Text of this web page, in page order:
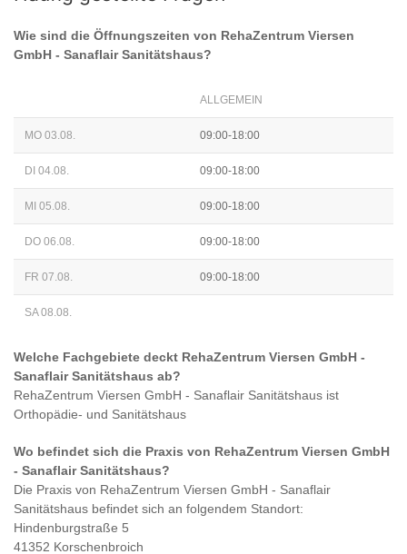
Wie sind die Öffnungszeiten von RehaZentrum Viersen
GmbH - Sanaflair Sanitätshaus?
ALLGEMEIN
MO 03.08. 09:00-18:00
DI 04.08. 09:00-18:00
MI 05.08. 09:00-18:00
DO 06.08. 09:00-18:00
FR 07.08. 09:00-18:00
SA 08.08.
Welche Fachgebiete deckt RehaZentrum Viersen GmbH -
Sanaflair Sanitätshaus ab?
RehaZentrum Viersen GmbH - Sanaflair Sanitätshaus ist
Orthopädie- und Sanitätshaus
Wo befindet sich die Praxis von RehaZentrum Viersen GmbH
- Sanaflair Sanitätshaus?
Die Praxis von RehaZentrum Viersen GmbH - Sanaflair
Sanitätshaus befindet sich an folgendem Standort:
Hindenburgstraße 5
41352 Korschenbroich